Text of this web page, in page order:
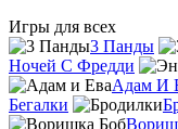
Игры для всех
3 Панды
Ночей С Фредди
Адам И
Бегалки